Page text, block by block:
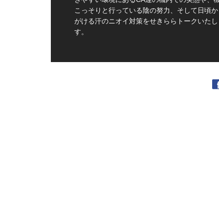
こっそりと行っている陰の努力、そして日頃
がける汗のニオイ対策をせきららトークいた
す。